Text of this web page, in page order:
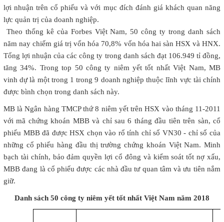
lợi nhuận trên cổ phiếu và với mục đích đánh giá khách quan năng
lực quản trị của doanh nghiệp.
Theo thống kê của Forbes Việt Nam, 50 công ty trong danh sách
năm nay chiếm giá trị vốn hóa 70,8% vốn hóa hai sàn HSX và HNX.
Tổng lợi nhuận của các công ty trong danh sách đạt 106.949 tỉ đồng,
tăng 34%. Trong top 50 công ty niêm yết tốt nhất Việt Nam, MB
vinh dự là một trong 1 trong 9 doanh nghiệp thuộc lĩnh vực tài chính
được bình chọn trong danh sách này.
MB là Ngân hàng TMCP thứ 8 niêm yết trên HSX vào tháng 11-2011
với mã chứng khoán MBB và chỉ sau 6 tháng đầu tiên trên sàn, cổ
phiếu MBB đã được HSX chọn vào rổ tính chỉ số VN30 - chỉ số của
những cổ phiếu hàng đầu thị trường chứng khoán Việt Nam. Minh
bạch tài chính, bảo đảm quyền lợi cổ đông và kiểm soát tốt nợ xấu,
MBB đang là cổ phiếu được các nhà đầu tư quan tâm và ưu tiên nắm
giữ.​
Danh sách 50 công ty niêm yết tốt nhất Việt Nam năm 2018